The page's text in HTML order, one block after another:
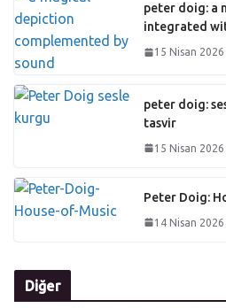
peter doig: a
integrated
15 Nisan 2026
peter doig:
tasvir
15 Nisan 2026
Peter Doig:
14 Nisan 2026
Diğer